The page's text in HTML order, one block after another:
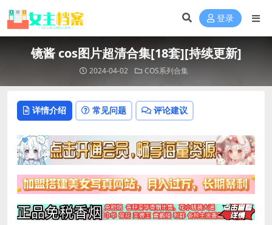
登录
镜酱 cos图片超清合集[18套][持续更新]
2024-04-02 COS系列合集
详情介绍 常见问题 评论建议